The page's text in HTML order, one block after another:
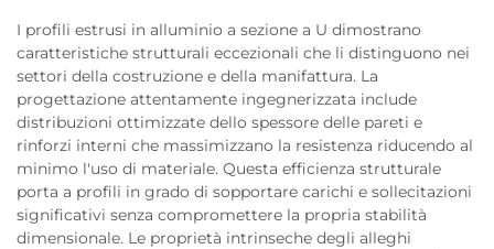
I profili estrusi in alluminio a sezione a U dimostrano
caratteristiche strutturali eccezionali che li distinguono nei
settori della costruzione e della manifattura. La
progettazione attentamente ingegnerizzata include
distribuzioni ottimizzate dello spessore delle pareti e
rinforzi interni che massimizzano la resistenza riducendo al
minimo l'uso di materiale. Questa efficienza strutturale
porta a profili in grado di sopportare carichi e sollecitazioni
significativi senza compromettere la propria stabilità
dimensionale. Le proprietà intrinseche degli alleghi